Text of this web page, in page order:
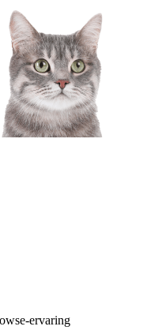
ervaring